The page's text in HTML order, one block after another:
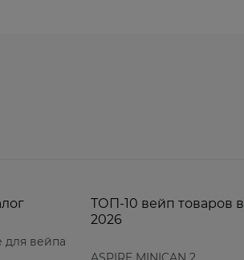
вейпа
ТОП-10 вейп товаров в
2026